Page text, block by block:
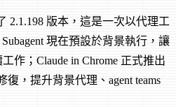
2.1.198 版本，這是一次以代理工
現在預設於背景執行，讓
作；Claude in Chrome 正式推出
復，提升背景代理、agent teams